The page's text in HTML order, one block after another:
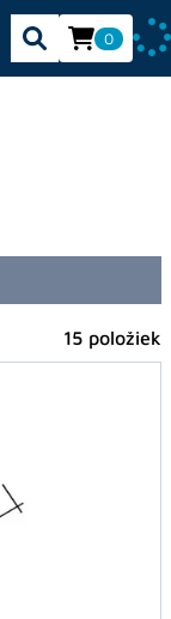
0
15 položiek